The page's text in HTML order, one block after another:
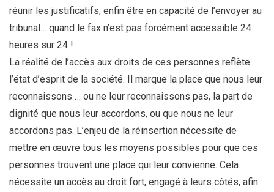
réunir les justificatifs, enfin être en capacité de l’envoyer au
tribunal… quand le fax n’est pas forcément accessible 24
heures sur 24 !
La réalité de l’accès aux droits de ces personnes reflète
l’état d’esprit de la société. Il marque la place que nous leur
reconnaissons … ou ne leur reconnaissons pas, la part de
dignité que nous leur accordons, ou que nous ne leur
accordons pas. L’enjeu de la réinsertion nécessite de
mettre en œuvre tous les moyens possibles pour que ces
personnes trouvent une place qui leur convienne. Cela
nécessite un accès au droit fort, engagé à leurs côtés, afin